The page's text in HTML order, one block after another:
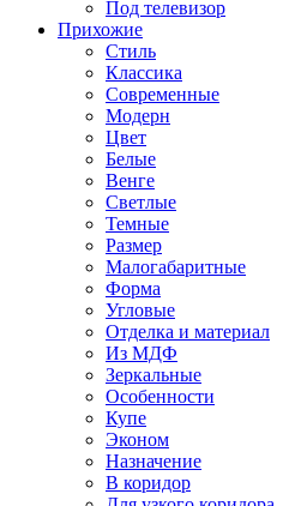
Под телевизор
Прихожие
Стиль
Классика
Современные
Модерн
Цвет
Белые
Венге
Светлые
Темные
Размер
Малогабаритные
Форма
Угловые
Отделка и материал
Из МДФ
Зеркальные
Особенности
Купе
Эконом
Назначение
В коридор